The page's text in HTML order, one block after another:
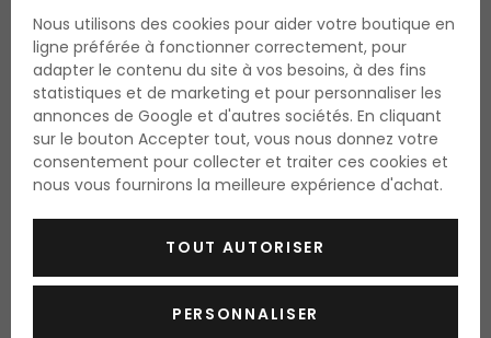
Nous utilisons des cookies pour aider votre boutique en
ligne préférée à fonctionner correctement, pour
adapter le contenu du site à vos besoins, à des fins
statistiques et de marketing et pour personnaliser les
annonces de Google et d'autres sociétés. En cliquant
sur le bouton Accepter tout, vous nous donnez votre
consentement pour collecter et traiter ces cookies et
nous vous fournirons la meilleure expérience d'achat.
TOUT AUTORISER
PERSONNALISER